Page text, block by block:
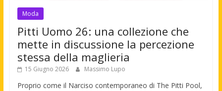
Moda
Pitti Uomo 26: una collezione che
mette in discussione la percezione
stessa della maglieria
15 Giugno 2026 Massimo Lupo
Proprio come il Narciso contemporaneo di The Pitti Pool,